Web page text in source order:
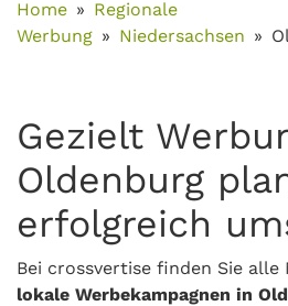
Home
Regionale
Werbung
Niedersachsen
Gezielt
Oldenburg
erfolgreich
Bei crossvertise finden Sie
lokale Werbekampagnen in